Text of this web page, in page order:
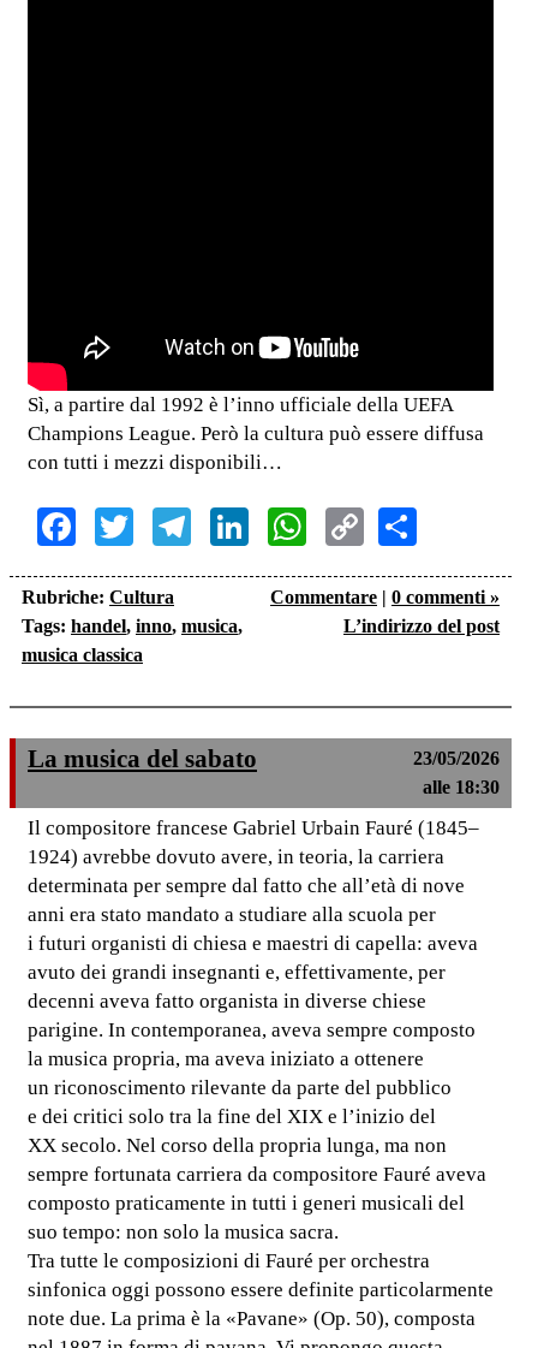
Sì, a partire dal 1992 è l’inno ufficiale della UEFA
Champions League. Però la cultura può essere diffusa
con tutti i mezzi disponibili…
Facebook
TwitterTelegram
LinkedInWhatsApp
Copy
Link
Rubriche: Cultura
Tags: handel, inno, musica,
musica classica
Commentare | 0 commenti »
L’indirizzo del post
La musica del sabato
23/05/2026
alle 18:30
Il compositore francese Gabriel Urbain Fauré (1845–
1924) avrebbe dovuto avere, in teoria, la carriera
determinata per sempre dal fatto che all’età di nove
anni era stato mandato a studiare alla scuola per
i futuri organisti di chiesa e maestri di capella: aveva
avuto dei grandi insegnanti e, effettivamente, per
decenni aveva fatto organista in diverse chiese
parigine. In contemporanea, aveva sempre composto
la musica propria, ma aveva iniziato a ottenere
un riconoscimento rilevante da parte del pubblico
e dei critici solo tra la fine del XIX e l’inizio del
XX secolo. Nel corso della propria lunga, ma non
sempre fortunata carriera da compositore Fauré aveva
composto praticamente in tutti i generi musicali del
suo tempo: non solo la musica sacra.
Tra tutte le composizioni di Fauré per orchestra
sinfonica oggi possono essere definite particolarmente
note due. La prima è la «Pavane» (Op. 50), composta